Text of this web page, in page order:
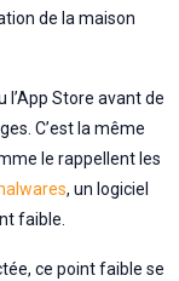
de la maison
l’App Store avant de
C’est la même
le rappellent les
, un logiciel
faible.
ce point faible se